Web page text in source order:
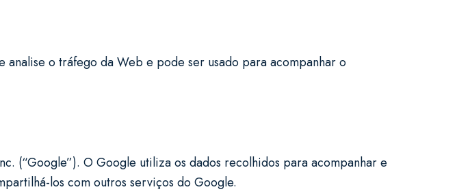
o tráfego da Web e pode ser usado para acompanhar o
(“Google”). O Google utiliza os dados recolhidos para acompanhar e
los com outros serviços do Google.